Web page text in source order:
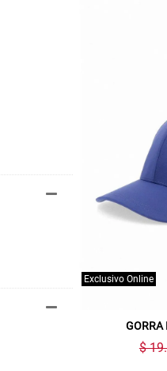
Exclusivo Online
GORRA
$